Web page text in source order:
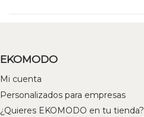
EKOMODO
Mi cuenta
Personalizados para empresas
¿Quieres EKOMODO en tu tienda?